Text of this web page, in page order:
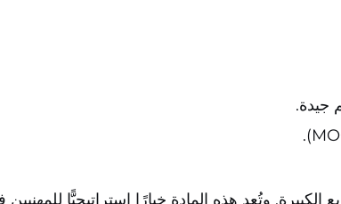
جيدة.
الكبيرة. وتُعد هذه المادة خيارًا استراتيجيًّا